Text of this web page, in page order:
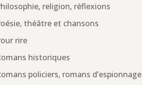
religion, réflexions
théâtre et chansons
rire
historiques
policiers, romans d’espionnage